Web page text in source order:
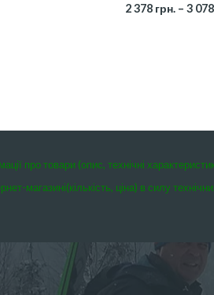
2 378 грн. – 3
про товари (опис, технічні
магазині(кількість, ціна) в силу